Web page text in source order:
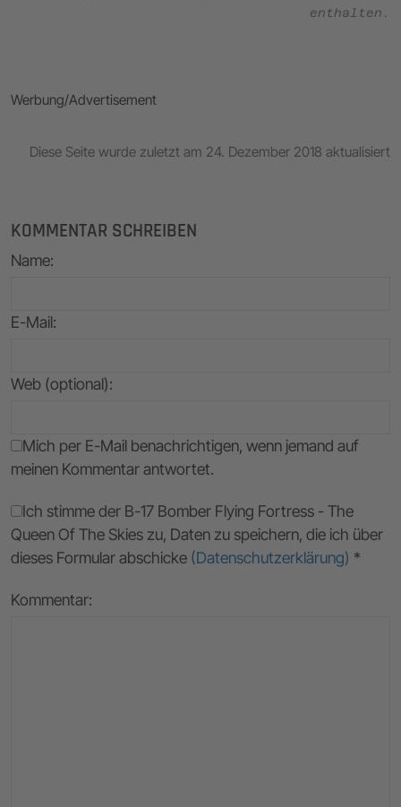
enthalten.
Werbung/Advertisement
Diese Seite wurde zuletzt am 24. Dezember 2018 aktualisiert
KOMMENTAR SCHREIBEN
Name:
E-Mail:
Web (optional):
Mich per E-Mail benachrichtigen, wenn jemand auf
meinen Kommentar antwortet.
Ich stimme der B-17 Bomber Flying Fortress - The
Queen Of The Skies zu, Daten zu speichern, die ich über
dieses Formular abschicke (Datenschutzerklärung) *
Kommentar: